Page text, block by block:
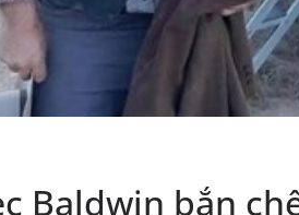
Baldwin bắn